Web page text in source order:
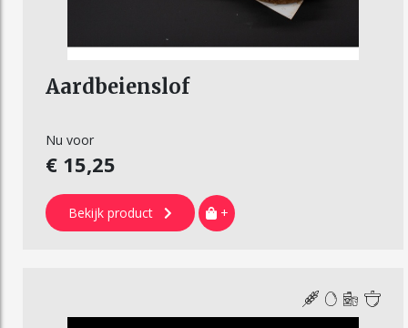
Aardbeienslof
Nu voor
€ 15,25
Bekijk product +